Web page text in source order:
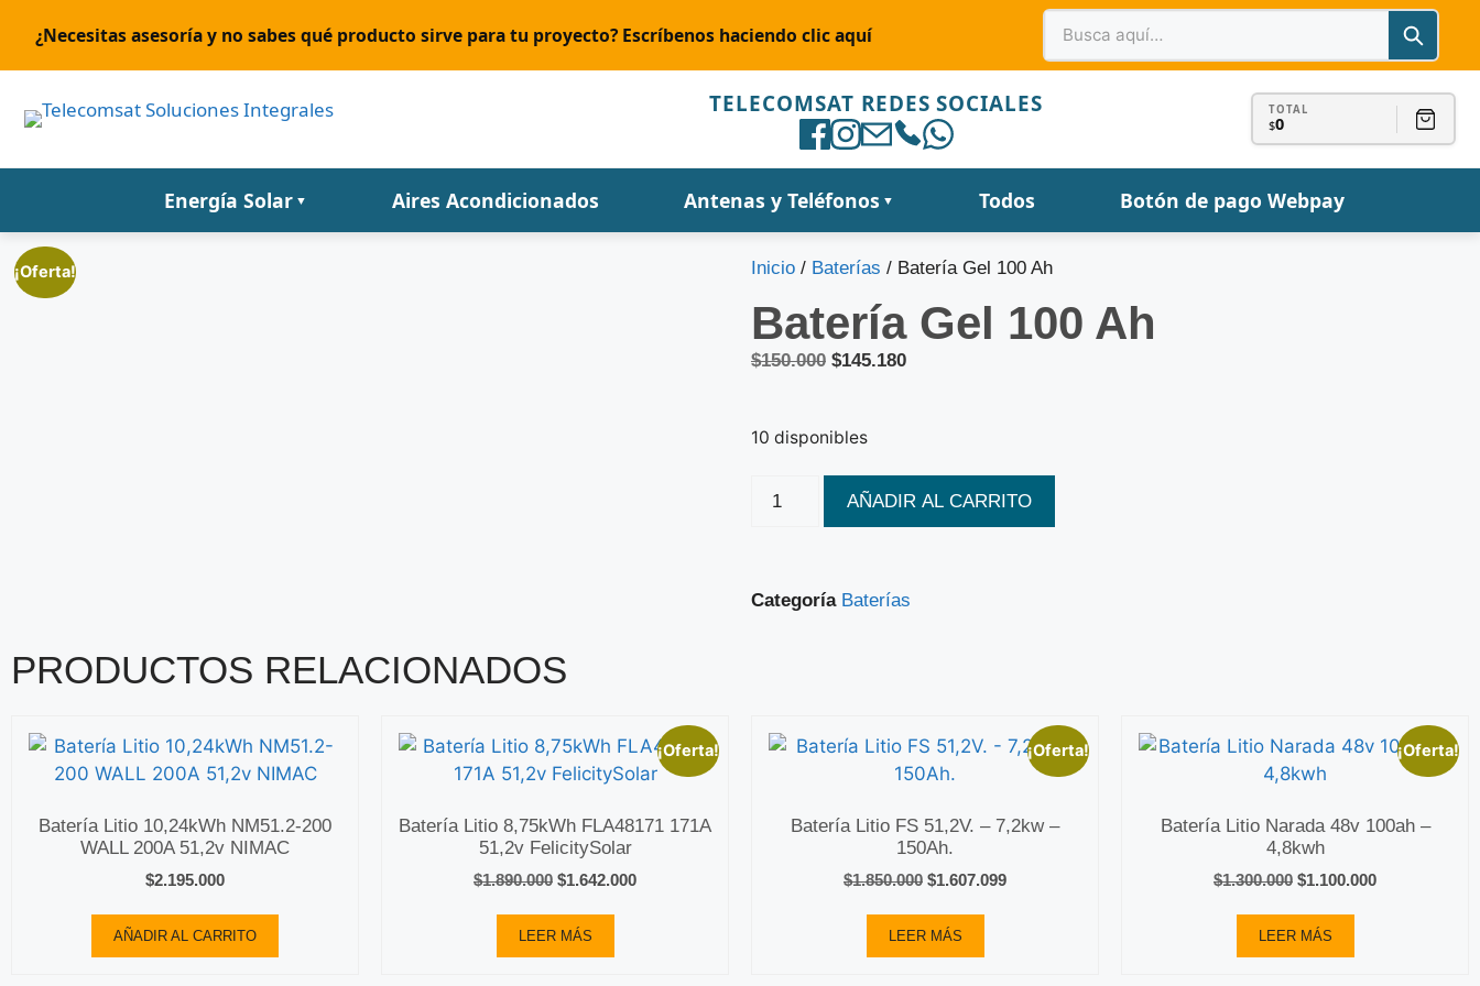
¿Necesitas asesoría y no sabes qué producto sirve para tu proyecto? Escríbenos haciendo clic aquí
TELECOMSAT REDES SOCIALES TOTAL
$0
Energía Solar ▼ Aires Acondicionados Antenas y Teléfonos ▼ Todos Botón de pago Webpay
¡Oferta! Inicio / Baterías / Batería Gel 100 Ah
Batería Gel 100 Ah
$150.000 $145.180
10 disponibles
AÑADIR AL CARRITO
Categoría Baterías
PRODUCTOS RELACIONADOS
Batería Litio 10,24kWh NM51.2-200
WALL 200A 51,2v NIMAC
$2.195.000
AÑADIR AL CARRITO
¡Oferta!
Batería Litio 8,75kWh FLA48171 171A
51,2v FelicitySolar
$1.890.000 $1.642.000
LEER MÁS
¡Oferta!
Batería Litio FS 51,2V. – 7,2kw –
150Ah.
$1.850.000 $1.607.099
LEER MÁS
¡Oferta!
Batería Litio Narada 48v 100ah –
4,8kwh
$1.300.000 $1.100.000
LEER MÁS